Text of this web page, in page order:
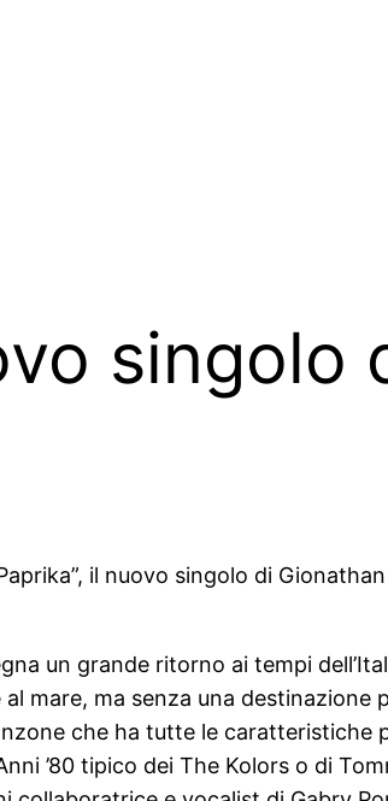
singolo
il nuovo singolo di
un grande ritorno ai tempi
mare, ma senza una destinazione
che ha tutte le caratteristiche
’80 tipico dei The Kolors o di